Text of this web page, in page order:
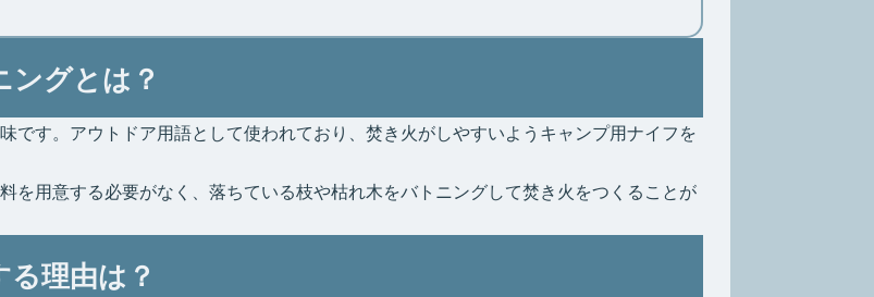
グとは？
です。アウトドア用語として使われており、焚き火がしやすいようキャンプ用ナイフを
を用意する必要がなく、落ちている枝や枯れ木をバトニングして焚き火をつくることが
理由は？